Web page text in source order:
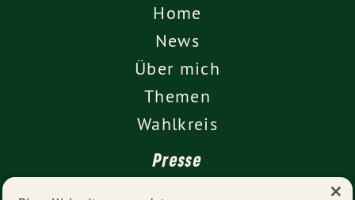
Home
News
Über mich
Themen
Wahlkreis
Presse
×